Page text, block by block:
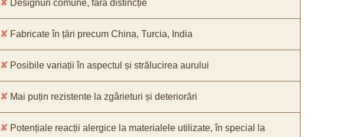
✘ Designuri comune, fără distincție
✘ Fabricate în țări precum China, Turcia, India
✘ Posibile variații în aspectul și strălucirea aurului
✘ Mai puțin rezistente la zgârieturi și deteriorări
✘ Potențiale reacții alergice la materialele utilizate, în special la